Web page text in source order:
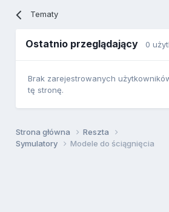
Tematy
Ostatnio przeglądający 0
Brak zarejestrowanych
tę stronę.
Strona główna
Reszta
Symulatory
Modele do ściągnięcia